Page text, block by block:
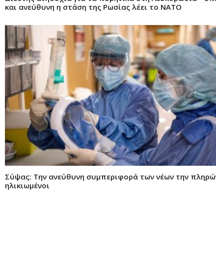
και ανεύθυνη η στάση της Ρωσίας λέει το ΝΑΤΟ
Σύψας: Την ανεύθυνη συμπεριφορά των νέων την
ηλικιωμένοι